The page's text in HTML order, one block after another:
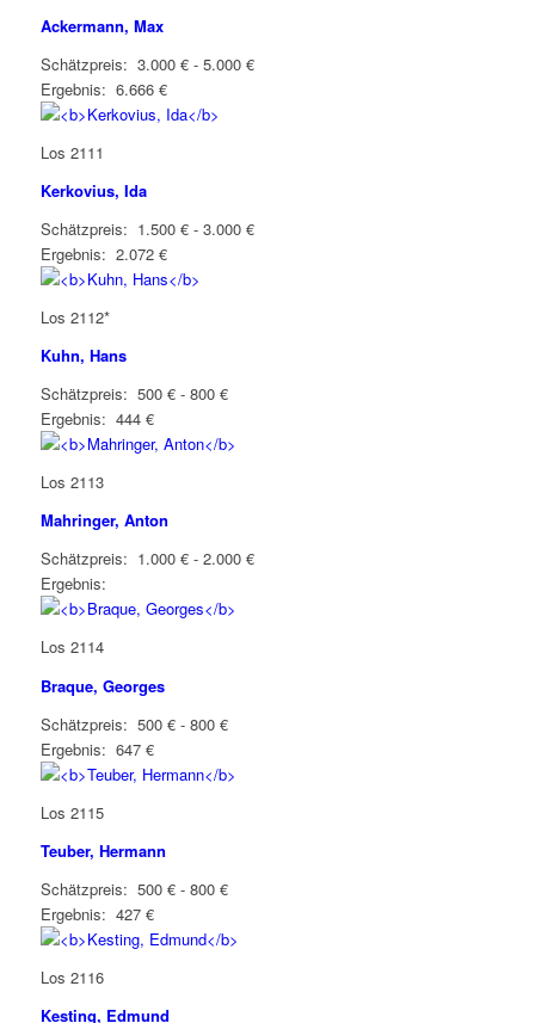
Ackermann, Max
Schätzpreis: 3.000 € - 5.000 €
Ergebnis: 6.666 €
Los 2111
Kerkovius, Ida
Schätzpreis: 1.500 € - 3.000 €
Ergebnis: 2.072 €
Los 2112*
Kuhn, Hans
Schätzpreis: 500 € - 800 €
Ergebnis: 444 €
Los 2113
Mahringer, Anton
Schätzpreis: 1.000 € - 2.000 €
Ergebnis:
Los 2114
Braque, Georges
Schätzpreis: 500 € - 800 €
Ergebnis: 647 €
Los 2115
Teuber, Hermann
Schätzpreis: 500 € - 800 €
Ergebnis: 427 €
Los 2116
Kesting, Edmund